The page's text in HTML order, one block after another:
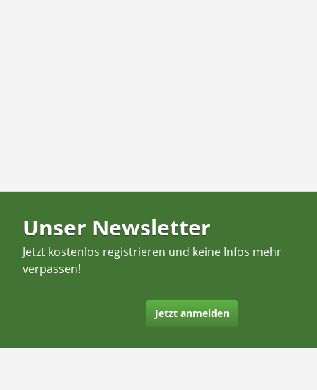
Unser Newsletter
Jetzt kostenlos registrieren und keine Infos mehr
verpassen!
Jetzt anmelden